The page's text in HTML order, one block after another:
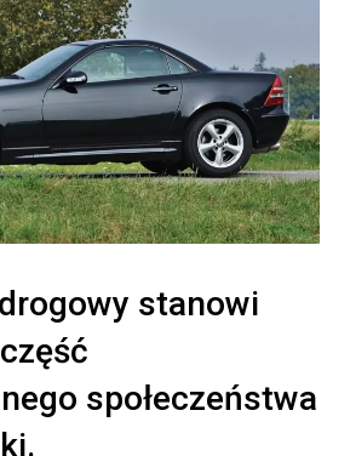
stanowi
społeczeństwa